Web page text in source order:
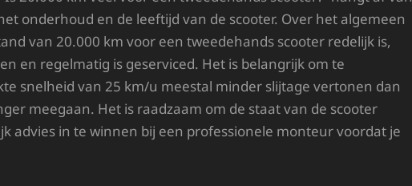
onderhoud en de leeftijd van de scooter. Over het algemeen
van 20.000 km voor een tweedehands scooter redelijk is,
en regelmatig is geserviced. Het is belangrijk om te
snelheid van 25 km/u meestal minder slijtage vertonen dan
meegaan. Het is raadzaam om de staat van de scooter
advies in te winnen bij een professionele monteur voordat je